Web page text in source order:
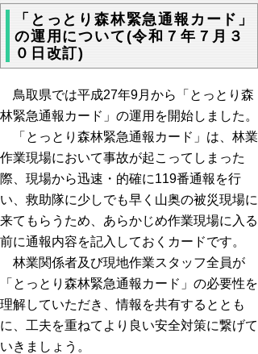
「とっとり森林緊急通報カード」
の運用について(令和７年７月３
０日改訂)
鳥取県では平成27年9月から「とっとり森
林緊急通報カード」の運用を開始しました。
「とっとり森林緊急通報カード」は、林業
作業現場において事故が起こってしまった
際、現場から迅速・的確に119番通報を行
い、救助隊に少しでも早く山奥の被災現場に
来てもらうため、あらかじめ作業現場に入る
前に通報内容を記入しておくカードです。
林業関係者及び現地作業スタッフ全員が
「とっとり森林緊急通報カード」の必要性を
理解していただき、情報を共有するととも
に、工夫を重ねてより良い安全対策に繋げて
いきましょう。